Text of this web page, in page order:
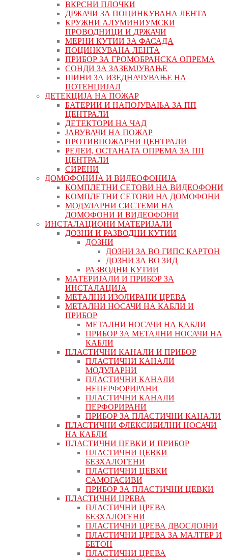
ВКРСНИ ПЛОЧКИ
ДРЖАЧИ ЗА ПОЦИНКУВАНА ЛЕНТА
КРУЖНИ АЛУМИНИУМСКИ
ПРОВОДНИЦИ И ДРЖАЧИ
МЕРНИ КУТИИ ЗА ФАСАДА
ПОЦИНКУВАНА ЛЕНТА
ПРИБОР ЗА ГРОМОБРАНСКА ОПРЕМА
СОНДИ ЗА ЗАЗЕМЈУВАЊЕ
ШИНИ ЗА ИЗЕДНАЧУВАЊЕ НА
ПОТЕНЦИЈАЛ
ДЕТЕКЦИЈА НА ПОЖАР
БАТЕРИИ И НАПОЈУВАЊА ЗА ПП
ЦЕНТРАЛИ
ДЕТЕКТОРИ НА ЧАД
ЈАВУВАЧИ НА ПОЖАР
ПРОТИВПОЖАРНИ ЦЕНТРАЛИ
РЕЛЕИ, ОСТАНАТА ОПРЕМА ЗА ПП
ЦЕНТРАЛИ
СИРЕНИ
ДОМОФОНИЈА И ВИДЕОФОНИЈА
КОМПЛЕТНИ СЕТОВИ НА ВИДЕОФОНИ
КОМПЛЕТНИ СЕТОВИ НА ДОМОФОНИ
МОДУЛАРНИ СИСТЕМИ НА
ДОМОФОНИ И ВИДЕОФОНИ
ИНСТАЛАЦИОНИ МАТЕРИЈАЛИ
ДОЗНИ И РАЗВОДНИ КУТИИ
ДОЗНИ
ДОЗНИ ЗА ВО ГИПС КАРТОН
ДОЗНИ ЗА ВО ЗИД
РАЗВОДНИ КУТИИ
МАТЕРИЈАЛИ И ПРИБОР ЗА
ИНСТАЛАЦИЈА
МЕТАЛНИ ИЗОЛИРАНИ ЦРЕВА
МЕТАЛНИ НОСАЧИ НА КАБЛИ И
ПРИБОР
МЕТАЛНИ НОСАЧИ НА КАБЛИ
ПРИБОР ЗА МЕТАЛНИ НОСАЧИ НА
КАБЛИ
ПЛАСТИЧНИ КАНАЛИ И ПРИБОР
ПЛАСТИЧНИ КАНАЛИ
МОДУЛАРНИ
ПЛАСТИЧНИ КАНАЛИ
НЕПЕРФОРИРАНИ
ПЛАСТИЧНИ КАНАЛИ
ПЕРФОРИРАНИ
ПРИБОР ЗА ПЛАСТИЧНИ КАНАЛИ
ПЛАСТИЧНИ ФЛЕКСИБИЛНИ НОСАЧИ
НА КАБЛИ
ПЛАСТИЧНИ ЦЕВКИ И ПРИБОР
ПЛАСТИЧНИ ЦЕВКИ
БЕЗХАЛОГЕНИ
ПЛАСТИЧНИ ЦЕВКИ
САМОГАСИВИ
ПРИБОР ЗА ПЛАСТИЧНИ ЦЕВКИ
ПЛАСТИЧНИ ЦРЕВА
ПЛАСТИЧНИ ЦРЕВА
БЕЗХАЛОГЕНИ
ПЛАСТИЧНИ ЦРЕВА ДВОСЛОЈНИ
ПЛАСТИЧНИ ЦРЕВА ЗА МАЛТЕР И
БЕТОН
ПЛАСТИЧНИ ЦРЕВА